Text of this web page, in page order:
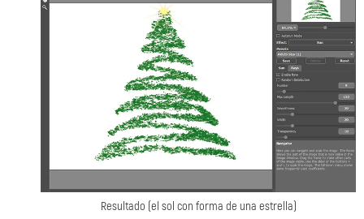
Resultado (el sol con forma de una estrella)